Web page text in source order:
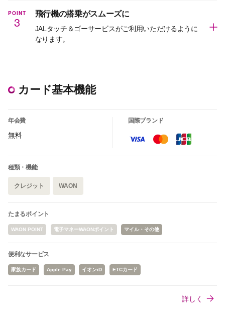
POINT
3
飛行機の搭乗がスムーズに
JALタッチ＆ゴーサービスがご利用いただけるように
なります。
カード基本機能
年会費
無料
国際ブランド
種類・機能
クレジット WAON
たまるポイント
WAON POINT 電子マネーWAONポイント マイル・その他
便利なサービス
家族カード Apple Pay イオンiD ETCカード
詳しく